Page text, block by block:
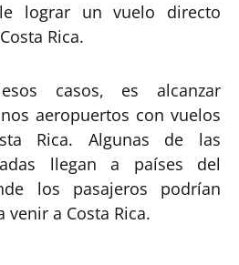
lograr un vuelo directo
Rica.
casos, es alcanzar
aeropuertos con vuelos
Rica. Algunas de las
llegan a países del
los pasajeros podrían
venir a Costa Rica.